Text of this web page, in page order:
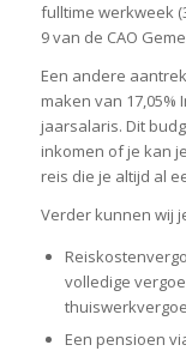
fulltime werkweek
9 van de CAO
Een andere
maken van
jaarsalaris. Dit
inkomen of je kan
reis die je altijd al
Verder kunnen wij
volledige
Een pensioen